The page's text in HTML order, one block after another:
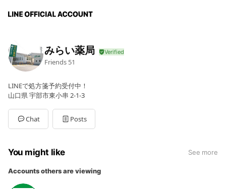
みらい薬局
Friends 51
LINEで処方箋予約受付中！
山口県 宇部市東小串 2-1-3
Chat Posts
You might like See more
Accounts others are viewing